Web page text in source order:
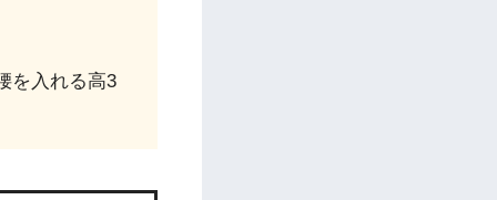
を入れる高3